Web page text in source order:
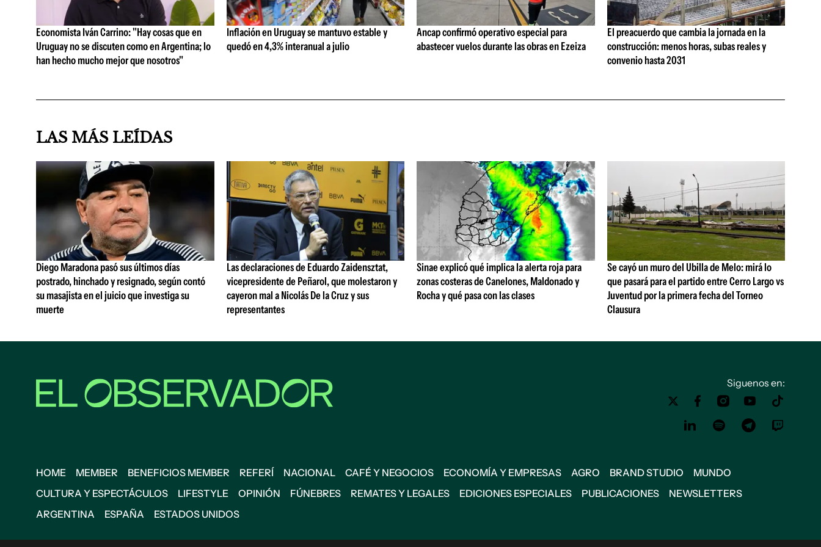
Economista Iván Carrino: "Hay cosas que en
Uruguay no se discuten como en Argentina; lo
han hecho mucho mejor que nosotros"
Inflación en Uruguay se mantuvo estable y
quedó en 4,3% interanual a julio
Ancap confirmó operativo especial para
abastecer vuelos durante las obras en Ezeiza
El preacuerdo que cambia la jornada en la
construcción: menos horas, subas reales y
convenio hasta 2031
LAS MÁS LEÍDAS
Diego Maradona pasó sus últimos días
postrado, hinchado y resignado, según contó
su masajista en el juicio que investiga su
muerte
Las declaraciones de Eduardo Zaidensztat,
vicepresidente de Peñarol, que molestaron y
cayeron mal a Nicolás De la Cruz y sus
representantes
Sinae explicó qué implica la alerta roja para
zonas costeras de Canelones, Maldonado y
Rocha y qué pasa con las clases
Se cayó un muro del Ubilla de Melo: mirá lo
que pasará para el partido entre Cerro Largo vs
Juventud por la primera fecha del Torneo
Clausura
Siguenos en:
HOME MEMBER BENEFICIOS MEMBER REFERÍ NACIONAL CAFÉ Y NEGOCIOS ECONOMÍA Y EMPRESAS AGRO BRAND STUDIO
MUNDO
CULTURA Y ESPECTÁCULOS
LIFESTYLE OPINIÓN FÚNEBRES REMATES Y LEGALES EDICIONES ESPECIALES PUBLICACIONES
NEWSLETTERS
ARGENTINA
ESPAÑA ESTADOS UNIDOS